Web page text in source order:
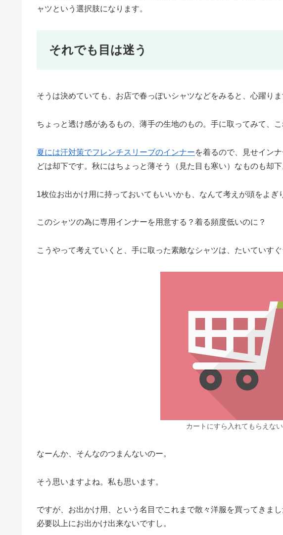
ャツという選択肢になります。
それでも目は迷う
そうは決めていても、お店で春っぽいシャツなどをみると、心躍りま
ちょっと透け感があるもの、薄手の生地のもの。手に取ってみて、
夏には汗対策でフレンチスリーブのインナーを着るので、見せイン
どは却下です。秋にはちょっと薄そう（見た目も寒い）なものも却下
1枚位お出かけ用に持っておいてもいいかも、なんて考えが頭をよぎ
このシャツの為に専用インナーを用意する？着る頻度低いのに？
こうやって考えていくと、手に取った素敵なシャツは、たいていす
カートにすら入れてもらえない
なーんか、そんなのつまんないのー。
そう思いますよね。私も思います。
ですが、お出かけ用、という名目でこれまで散々洋服を買ってきま
必要以上にお出かけ出来ないですし。